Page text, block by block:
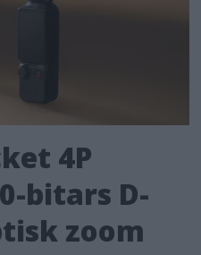
4P
bitars D-
zoom